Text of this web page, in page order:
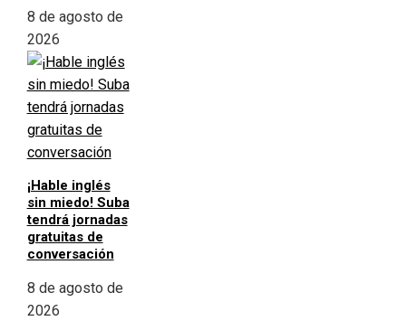
8 de agosto de
2026
¡Hable inglés
sin miedo! Suba
tendrá jornadas
gratuitas de
conversación
8 de agosto de
2026